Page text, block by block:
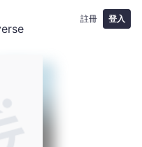
註冊 登入